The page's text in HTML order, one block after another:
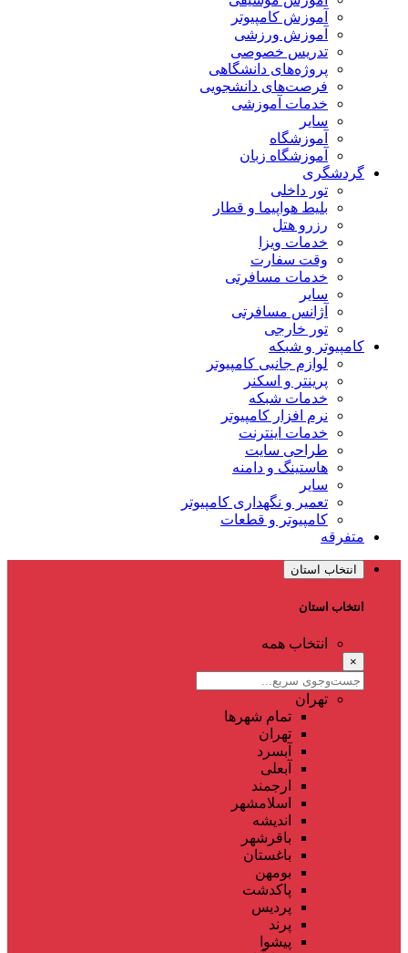
آموزش کامپیوتر
آموزش ورزشی
تدریس خصوصی
پروژه‌های دانشگاهی
فرصت‌های دانشجویی
خدمات آموزشی
سایر
آموزشگاه
آموزشگاه زبان
گردشگری
تور داخلی
بلیط هواپیما و قطار
رزرو هتل
خدمات ویزا
وقت سفارت
خدمات مسافرتی
سایر
آژانس مسافرتی
تور خارجی
کامپیوتر و شبکه
لوازم جانبی کامپیوتر
پرینتر و اسکنر
خدمات شبکه
نرم افزار کامپیوتر
خدمات اینترنت
طراحی سایت
هاستینگ و دامنه
سایر
تعمیر و نگهداری کامپیوتر
کامپیوتر و قطعات
متفرقه
انتخاب استان
انتخاب استان
انتخاب همه
×
تهران
تمام شهر‌ها
تهران
آبسرد
آبعلی
ارجمند
اسلامشهر
اندیشه
باقرشهر
باغستان
بومهن
پاکدشت
پردیس
پرند
پیشوا